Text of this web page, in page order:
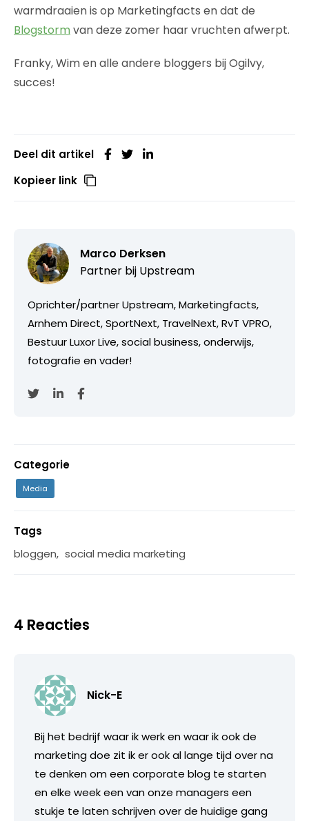
warmdraaien is op Marketingfacts en dat de
Blogstorm van deze zomer haar vruchten afwerpt.
Franky, Wim en alle andere bloggers bij Ogilvy,
succes!
Deel dit artikel
Kopieer link
Marco Derksen
Partner bij Upstream
Oprichter/partner Upstream, Marketingfacts,
Arnhem Direct, SportNext, TravelNext, RvT VPRO,
Bestuur Luxor Live, social business, onderwijs,
fotografie en vader!
Categorie
Media
Tags
bloggen, social media marketing
4 Reacties
Nick-E
Bij het bedrijf waar ik werk en waar ik ook de
marketing doe zit ik er ook al lange tijd over na
te denken om een corporate blog te starten
en elke week een van onze managers een
stukje te laten schrijven over de huidige gang